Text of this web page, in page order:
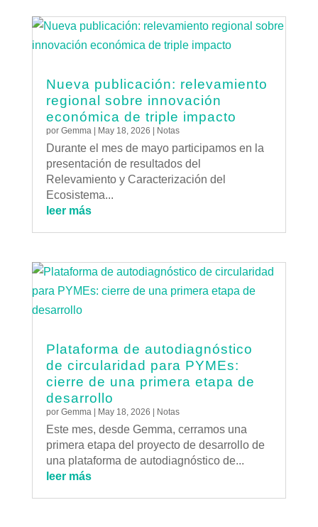
Nueva publicación: relevamiento
regional sobre innovación
económica de triple impacto
por Gemma| May 18, 2026 Notas
Durante el mes de mayo participamos en la
presentación de resultados del
Relevamiento y Caracterización del
Ecosistema...
leer más
Plataforma de autodiagnóstico
de circularidad para PYMEs:
cierre de una primera etapa de
desarrollo
por Gemma| May 18, 2026 Notas
Este mes, desde Gemma, cerramos una
primera etapa del proyecto de desarrollo de
una plataforma de autodiagnóstico de...
leer más